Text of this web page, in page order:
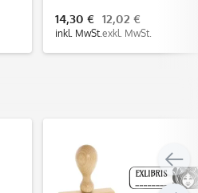
14,30 €
inkl. MwSt.
12,02 €
exkl. MwSt.